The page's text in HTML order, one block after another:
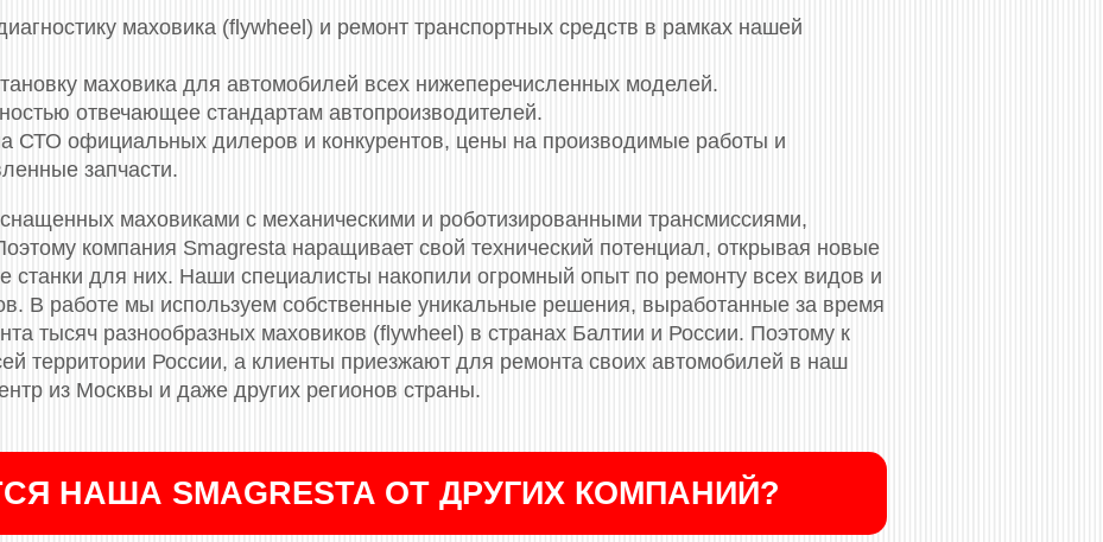
маховика (flywheel) и ремонт транспортных средств в рамках нашей
маховика для автомобилей всех нижеперечисленных моделей.
отвечающее стандартам автопроизводителей.
СТО официальных дилеров и конкурентов, цены на производимые работы и
запчасти.
маховиками c механическими и роботизированными трансмиссиями,
компания Smagresta наращивает свой технический потенциал, открывая новые
станки для них. Наши специалисты накопили огромный опыт по ремонту всех видов и
В работе мы используем собственные уникальные решения, выработанные за время
тысяч разнообразных маховиков (flywheel) в странах Балтии и России. Поэтому к
территории России, а клиенты приезжают для ремонта своих автомобилей в наш
из Москвы и даже других регионов страны.
НАША SMAGRESTA ОТ ДРУГИХ КОМПАНИЙ?